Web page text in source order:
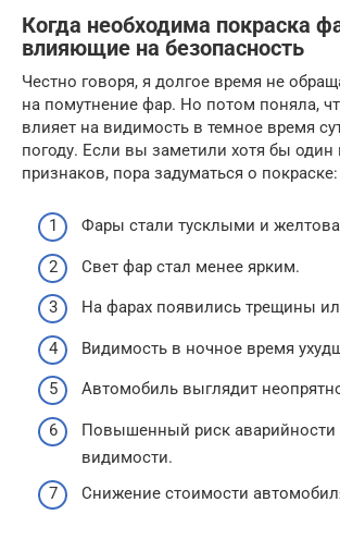
Когда необходима покраска
влияющие на безопасность
Честно говоря, я долгое время не
на помутнение фар. Но потом поняла,
влияет на видимость в темное время
погоду. Если вы заметили хотя бы один
признаков, пора задуматься о покраске:
Фары стали тусклыми и
Свет фар стал менее ярким.
На фарах появились трещины
Видимость в ночное время
Автомобиль выглядит
Повышенный риск аварийности
видимости.
Снижение стоимости